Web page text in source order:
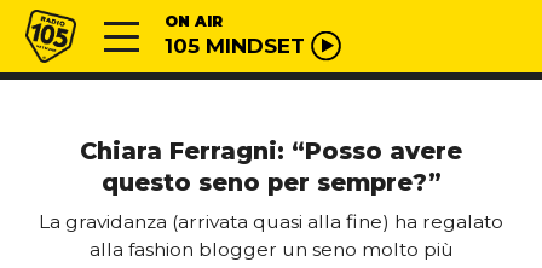
Vai al contenuto
Radio 105 ON AIR
105 MINDSET
Chiara Ferragni: “Posso avere
questo seno per sempre?”
La gravidanza (arrivata quasi alla fine) ha regalato
alla fashion blogger un seno molto più